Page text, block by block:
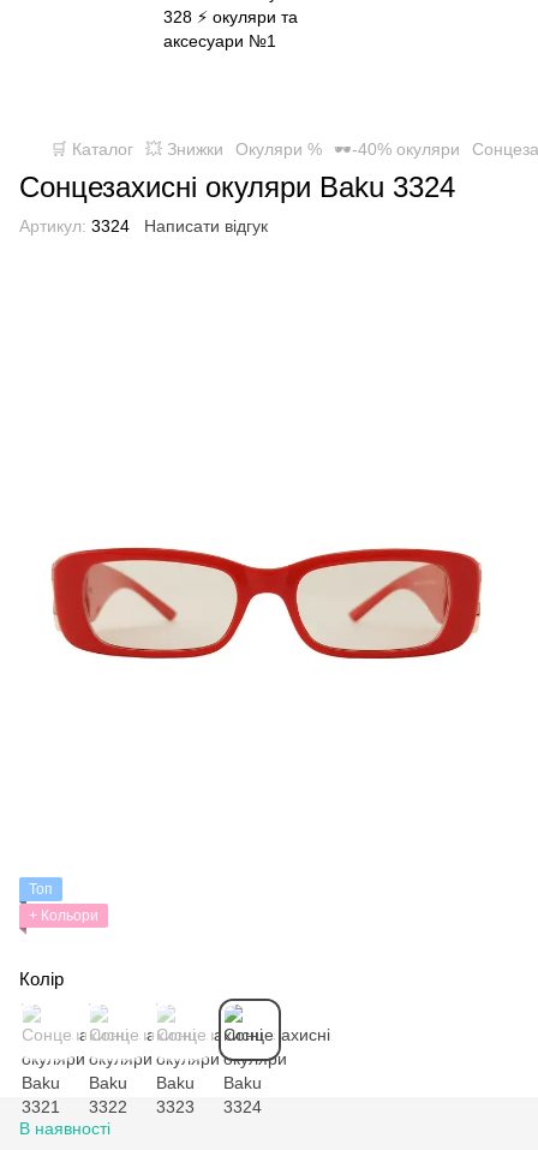
🛒 Каталог 💥 Знижки Окуляри % 🕶-40% окуляри
Сонцезахисні окуляри Baku 3324
Артикул: 3324 Написати відгук
Топ
+ Кольори
Колір
В наявності